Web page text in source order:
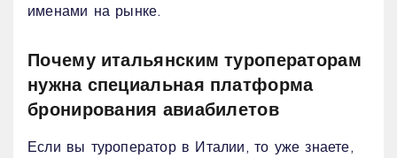
именами на рынке.
Почему итальянским туроператорам
нужна специальная платформа
бронирования авиабилетов
Если вы туроператор в Италии, то уже знаете,